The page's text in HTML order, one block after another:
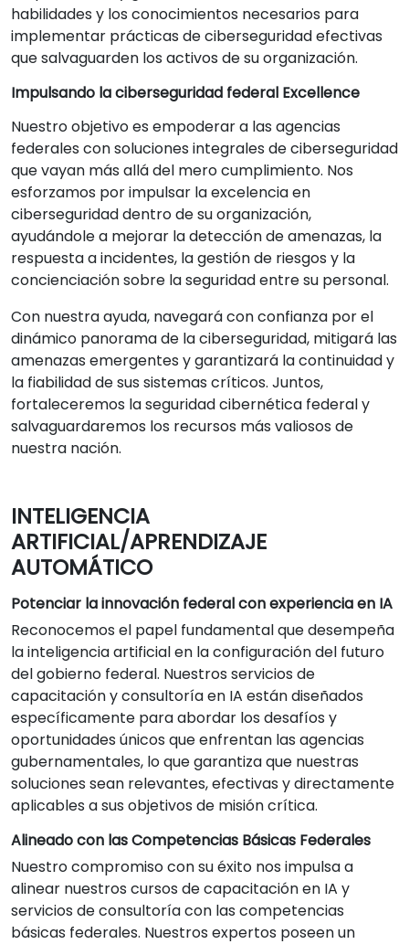
habilidades y los conocimientos necesarios para
implementar prácticas de ciberseguridad efectivas
que salvaguarden los activos de su organización.
Impulsando la ciberseguridad federal Excellence
Nuestro objetivo es empoderar a las agencias
federales con soluciones integrales de ciberseguridad
que vayan más allá del mero cumplimiento. Nos
esforzamos por impulsar la excelencia en
ciberseguridad dentro de su organización,
ayudándole a mejorar la detección de amenazas, la
respuesta a incidentes, la gestión de riesgos y la
concienciación sobre la seguridad entre su personal.
Con nuestra ayuda, navegará con confianza por el
dinámico panorama de la ciberseguridad, mitigará las
amenazas emergentes y garantizará la continuidad y
la fiabilidad de sus sistemas críticos. Juntos,
fortaleceremos la seguridad cibernética federal y
salvaguardaremos los recursos más valiosos de
nuestra nación.
INTELIGENCIA
ARTIFICIAL/APRENDIZAJE
AUTOMÁTICO
Potenciar la innovación federal con experiencia en IA
Reconocemos el papel fundamental que desempeña
la inteligencia artificial en la configuración del futuro
del gobierno federal. Nuestros servicios de
capacitación y consultoría en IA están diseñados
específicamente para abordar los desafíos y
oportunidades únicos que enfrentan las agencias
gubernamentales, lo que garantiza que nuestras
soluciones sean relevantes, efectivas y directamente
aplicables a sus objetivos de misión crítica.
Alineado con las Competencias Básicas Federales
Nuestro compromiso con su éxito nos impulsa a
alinear nuestros cursos de capacitación en IA y
servicios de consultoría con las competencias
básicas federales. Nuestros expertos poseen un